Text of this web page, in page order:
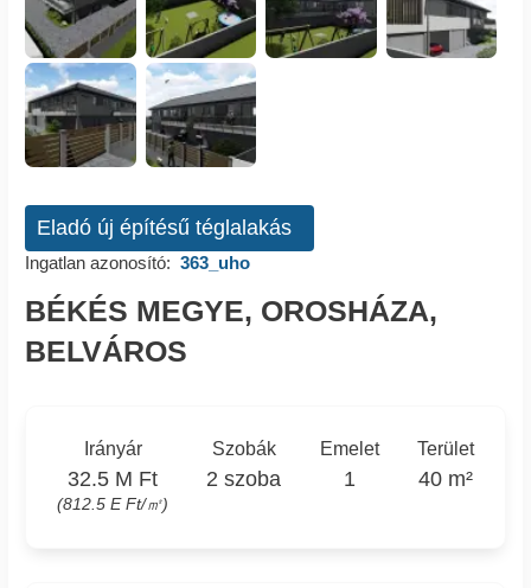
Eladó új építésű téglalakás
Ingatlan azonosító: 363_uho
BÉKÉS MEGYE, OROSHÁZA,
BELVÁROS
Irányár
32.5 M Ft
(812.5 E Ft/㎡)
Szobák
2 szoba
Emelet
1
Terület
40 m²